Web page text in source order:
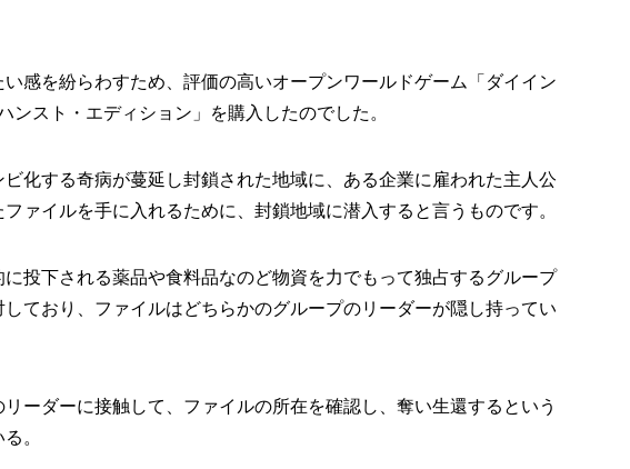
感を紛らわすため、評価の高いオープンワールドゲーム「ダイイン
ンスト・エディション」を購入したのでした。
化する奇病が蔓延し封鎖された地域に、ある企業に雇われた主人公
ァイルを手に入れるために、封鎖地域に潜入すると言うものです。
投下される薬品や食料品なのど物資を力でもって独占するグループ
ており、ファイルはどちらかのグループのリーダーが隠し持ってい
ーダーに接触して、ファイルの所在を確認し、奪い生還するという
。